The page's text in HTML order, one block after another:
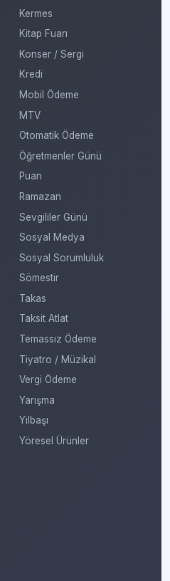
Kermes
Kitap Fuarı
Konser / Sergi
Kredi
Mobil Ödeme
MTV
Otomatik Ödeme
Öğretmenler Günü
Puan
Ramazan
Sevgililer Günü
Sosyal Medya
Sosyal Sorumluluk
Sömestir
Takas
Taksit Atlat
Temassız Ödeme
Tiyatro / Müzikal
Vergi Ödeme
Yarışma
Yılbaşı
Yöresel Ürünler